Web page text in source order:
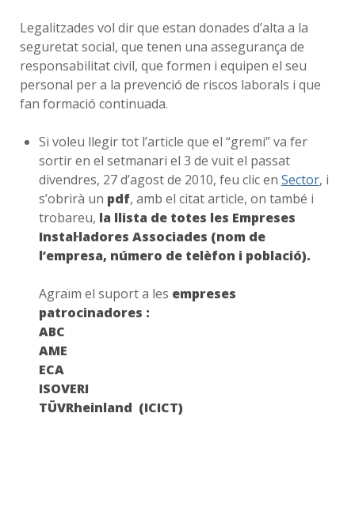
Legalitzades vol dir que estan donades d’alta a la
seguretat social, que tenen una assegurança de
responsabilitat civil, que formen i equipen el seu
personal per a la prevenció de riscos laborals i que
fan formació continuada.
Si voleu llegir tot l’article que el “gremi” va fer
sortir en el setmanari el 3 de vuit el passat
divendres, 27 d’agost de 2010, feu clic en Sector, i
s’obrirà un pdf, amb el citat article, on també i
trobareu, la llista de totes les Empreses
Instal·ladores Associades (nom de
l’empresa, número de telèfon i població).
Agraïm el suport a les empreses
patrocinadores :
ABC
AME
ECA
ISOVERI
TÜVRheinland (ICICT)